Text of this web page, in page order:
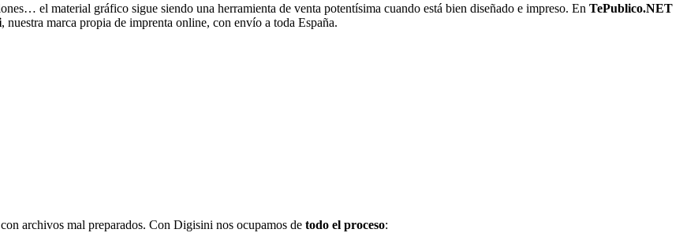
el material gráfico sigue siendo una herramienta de venta potentísima cuando está bien diseñado e impreso. En TePublico.NET
, nuestra marca propia de imprenta online, con envío a toda España.
archivos mal preparados. Con Digisini nos ocupamos de todo el proceso: